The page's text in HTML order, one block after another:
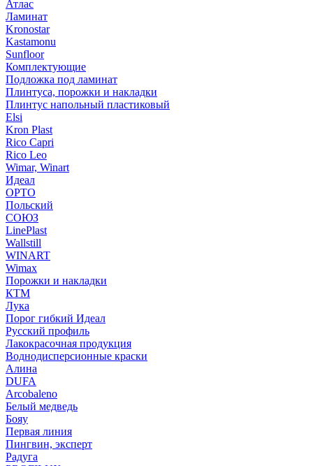
Атлас
Ламинат
Kronostar
Kastamonu
Sunfloor
Комплектующие
Подложка под ламинат
Плинтуса, порожки и накладки
Плинтус напольный пластиковый
Elsi
Kron Plast
Rico Capri
Rico Leo
Wimar, Winart
Идеал
ОРТО
Польский
СОЮЗ
LinePlast
Wallstill
WINART
Wimax
Порожки и накладки
КТМ
Лука
Порог гибкий Идеал
Русский профиль
Лакокрасочная продукция
Воднодисперсионные краски
Алина
DUFA
Arcobaleno
Белый медведь
Бояу
Первая линия
Пингвин, эксперт
Радуга